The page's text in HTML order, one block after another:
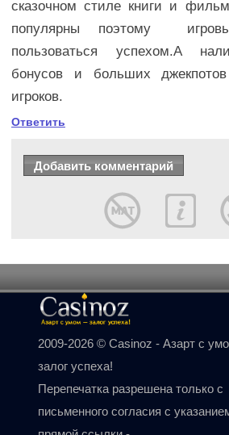
сказочном стиле книги и
популярны поэтому
пользоваться успехом.А
бонусов и больших
игроков.
Ответить
2009-2026 © Casinoz - Азарт с
залог успеха!
Перепечатка разрешена только с
письменного согласия с